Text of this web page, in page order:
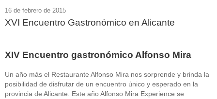
16 de febrero de 2015
XVI Encuentro Gastronómico en Alicante
XIV Encuentro gastronómico Alfonso Mira
Un año más el Restaurante Alfonso Mira nos sorprende y brinda la
posibilidad de disfrutar de un encuentro único y esperado en la
provincia de Alicante. Este año Alfonso Mira Experience se